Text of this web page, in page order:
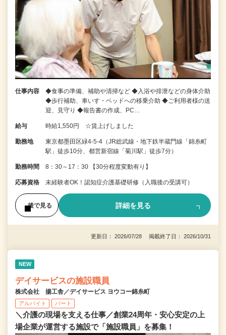
仕事内容
◆食事の準備、補助や清掃など ◆入浴や排泄などの身体介助
◆歩行補助、車いす・ベッドへの移乗介助 ◆ご利用者様の送
迎、見守り ◆報告書の作成、PC…
給与 時給1,550円 ☆賃上げしました
勤務地
東京都墨田区緑4-5-4（JR総武線・地下鉄半蔵門線「錦糸町
駅」徒歩10分、都営新宿線「菊川駅」徒歩7分）
勤務時間 8：30～17：30 【30分程度変動有り】
応募資格 未経験者OK！認知症介護基礎研修（入職後の受講可）
後で見る 詳細を見る
更新日： 2026/07/28 掲載終了日： 2026/10/31
NEW
デイサービスの施設職員
株式会社 揚工舎／デイサービス ヨウコー錦糸町
アルバイト パート
＼介護の現場を支える仕事／創業24周年・安心安定の上
場企業が運営する施設で「施設職員」を募集！